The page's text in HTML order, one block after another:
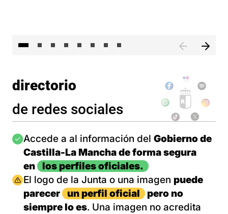
directorio
de redes sociales
Imagen
Accede a al información del Gobierno de
Castilla-La Mancha de forma segura
en
los perfiles oficiales.
Imagen
El logo de la Junta o una imagen puede
parecer
un perfil oficial
pero no
siempre lo es. Una imagen no acredita